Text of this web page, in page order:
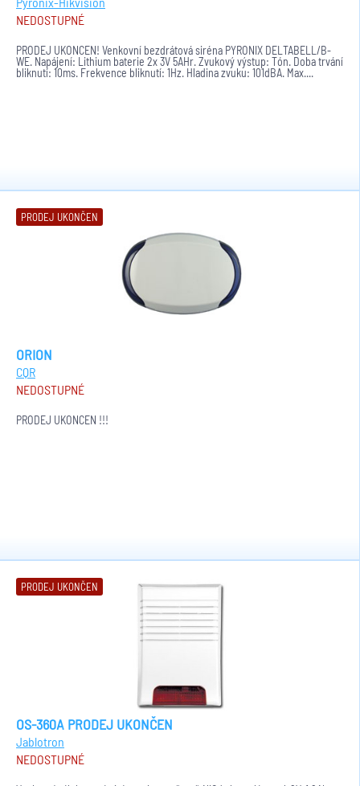
NEDOSTUPNÉ
PRODEJ UKONČEN! Venkovní bezdrátová siréna PYRONIX DELTABELL/B-
WE. Napájení: Lithium baterie 2x 3V 5AHr. Zvukový výstup: Tón. Doba trvání
bliknutí: 10ms. Frekvence bliknutí: 1Hz. Hladina zvuku: 101dBA. Max....
PRODEJ UKONČEN
ORION
CQR
NEDOSTUPNÉ
PRODEJ UKONČEN !!!
PRODEJ UKONČEN
OS-360A PRODEJ UKONČEN
Jablotron
NEDOSTUPNÉ